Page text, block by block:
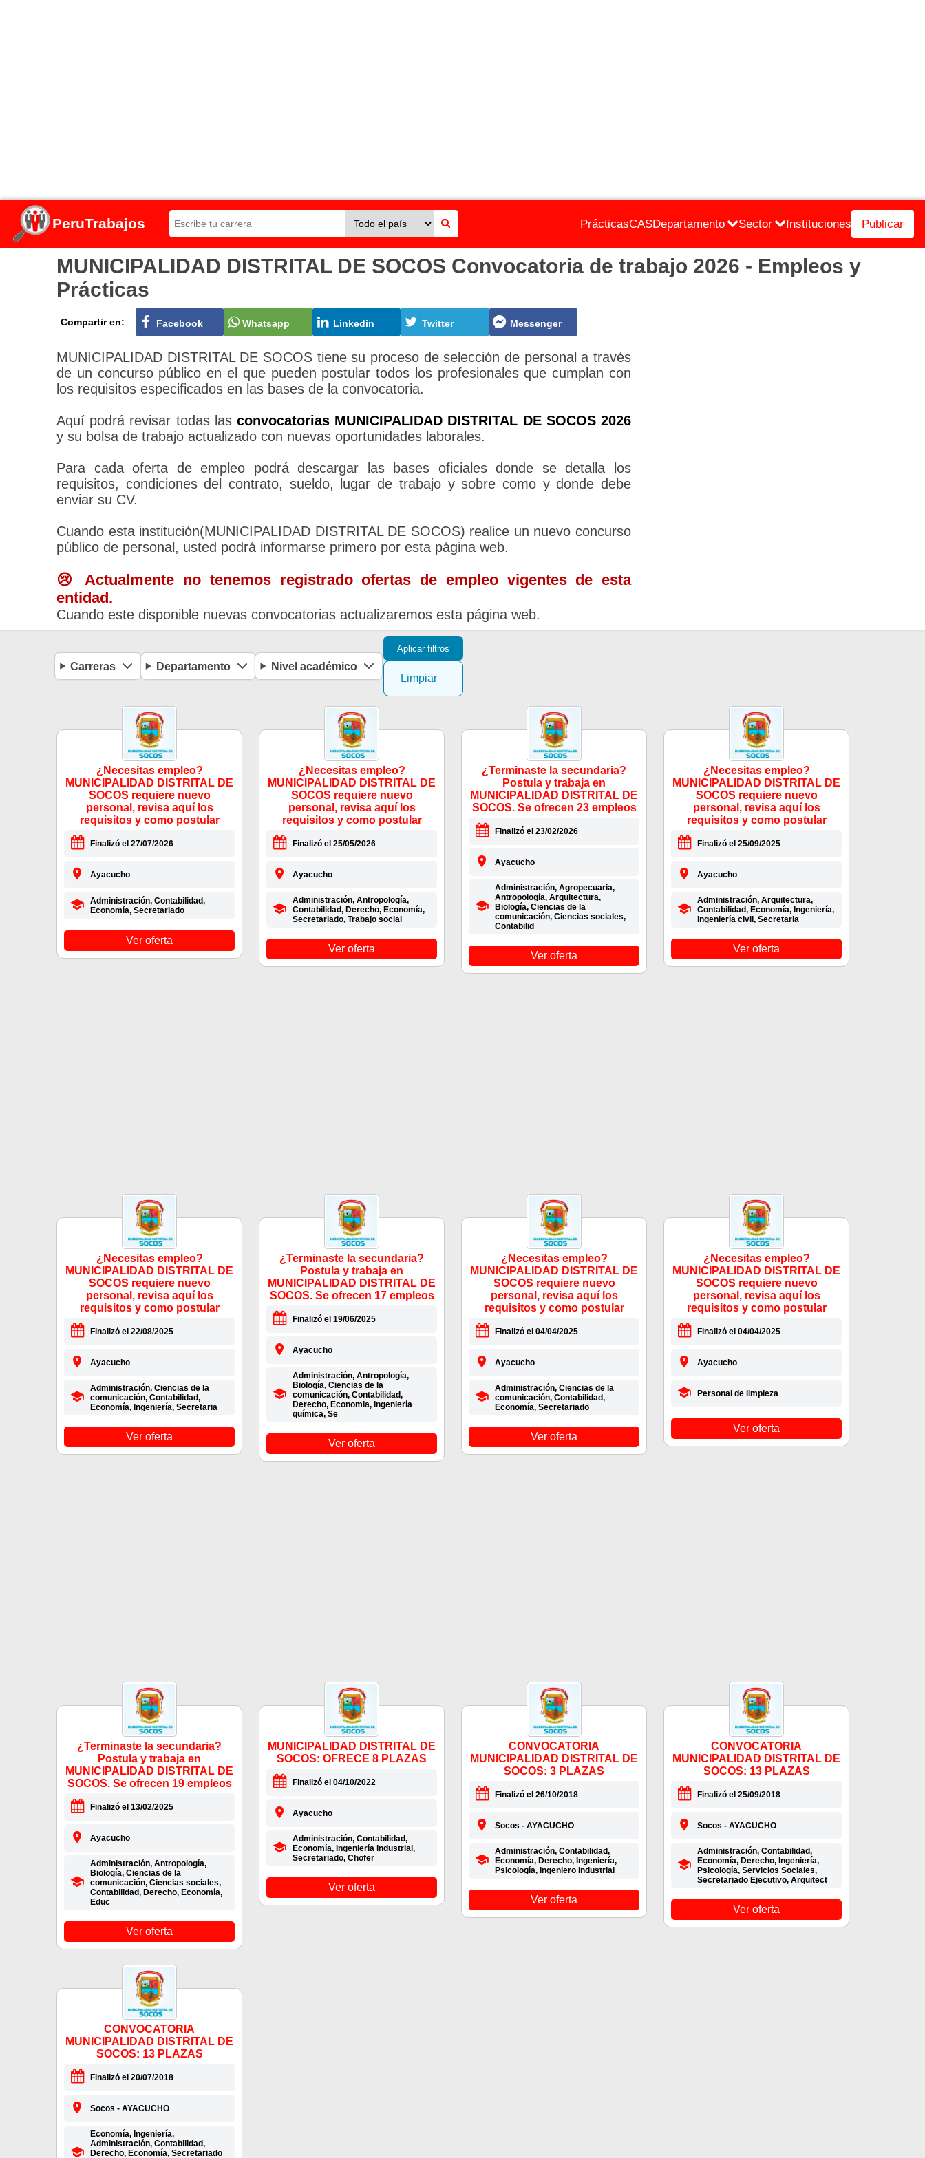
PeruTrabajos PrácticasCASDepartamento Sector Instituciones Publicar
MUNICIPALIDAD DISTRITAL DE SOCOS Convocatoria de trabajo 2026 - Empleos y
Prácticas
Compartir en: Facebook Whatsapp Linkedin Twitter Messenger
MUNICIPALIDAD DISTRITAL DE SOCOS tiene su proceso de selección de personal a través
de un concurso público en el que pueden postular todos los profesionales que cumplan con
los requisitos especificados en las bases de la convocatoria.
Aquí podrá revisar todas las convocatorias MUNICIPALIDAD DISTRITAL DE SOCOS 2026
y su bolsa de trabajo actualizado con nuevas oportunidades laborales.
Para cada oferta de empleo podrá descargar las bases oficiales donde se detalla los
requisitos, condiciones del contrato, sueldo, lugar de trabajo y sobre como y donde debe
enviar su CV.
Cuando esta institución(MUNICIPALIDAD DISTRITAL DE SOCOS) realice un nuevo concurso
público de personal, usted podrá informarse primero por esta página web.
😢 Actualmente no tenemos registrado ofertas de empleo vigentes de esta
entidad.
Cuando este disponible nuevas convocatorias actualizaremos esta página web.
Carreras Departamento Nivel académico
Aplicar filtros
Limpiar
¿Necesitas empleo?
MUNICIPALIDAD DISTRITAL DE
SOCOS requiere nuevo
personal, revisa aquí los
requisitos y como postular
Finalizó el 27/07/2026
Ayacucho
Administración, Contabilidad,
Economía, Secretariado
Ver oferta
¿Necesitas empleo?
MUNICIPALIDAD DISTRITAL DE
SOCOS requiere nuevo
personal, revisa aquí los
requisitos y como postular
Finalizó el 25/05/2026
Ayacucho
Administración, Antropología,
Contabilidad, Derecho, Economía,
Secretariado, Trabajo social
Ver oferta
¿Terminaste la secundaria?
Postula y trabaja en
MUNICIPALIDAD DISTRITAL DE
SOCOS. Se ofrecen 23 empleos
Finalizó el 23/02/2026
Ayacucho
Administración, Agropecuaria,
Antropología, Arquitectura,
Biología, Ciencias de la
comunicación, Ciencias sociales,
Contabilid
Ver oferta
¿Necesitas empleo?
MUNICIPALIDAD DISTRITAL DE
SOCOS requiere nuevo
personal, revisa aquí los
requisitos y como postular
Finalizó el 25/09/2025
Ayacucho
Administración, Arquitectura,
Contabilidad, Economía, Ingeniería,
Ingeniería civil, Secretaria
Ver oferta
¿Necesitas empleo?
MUNICIPALIDAD DISTRITAL DE
SOCOS requiere nuevo
personal, revisa aquí los
requisitos y como postular
Finalizó el 22/08/2025
Ayacucho
Administración, Ciencias de la
comunicación, Contabilidad,
Economía, Ingeniería, Secretaria
Ver oferta
¿Terminaste la secundaria?
Postula y trabaja en
MUNICIPALIDAD DISTRITAL DE
SOCOS. Se ofrecen 17 empleos
Finalizó el 19/06/2025
Ayacucho
Administración, Antropología,
Biología, Ciencias de la
comunicación, Contabilidad,
Derecho, Economia, Ingeniería
química, Se
Ver oferta
¿Necesitas empleo?
MUNICIPALIDAD DISTRITAL DE
SOCOS requiere nuevo
personal, revisa aquí los
requisitos y como postular
Finalizó el 04/04/2025
Ayacucho
Administración, Ciencias de la
comunicación, Contabilidad,
Economía, Secretariado
Ver oferta
¿Necesitas empleo?
MUNICIPALIDAD DISTRITAL DE
SOCOS requiere nuevo
personal, revisa aquí los
requisitos y como postular
Finalizó el 04/04/2025
Ayacucho
Personal de limpieza
Ver oferta
¿Terminaste la secundaria?
Postula y trabaja en
MUNICIPALIDAD DISTRITAL DE
SOCOS. Se ofrecen 19 empleos
Finalizó el 13/02/2025
Ayacucho
Administración, Antropología,
Biología, Ciencias de la
comunicación, Ciencias sociales,
Contabilidad, Derecho, Economía,
Educ
Ver oferta
MUNICIPALIDAD DISTRITAL DE
SOCOS: OFRECE 8 PLAZAS
Finalizó el 04/10/2022
Ayacucho
Administración, Contabilidad,
Economía, Ingeniería industrial,
Secretariado, Chofer
Ver oferta
CONVOCATORIA
MUNICIPALIDAD DISTRITAL DE
SOCOS: 3 PLAZAS
Finalizó el 26/10/2018
Socos - AYACUCHO
Administración, Contabilidad,
Economía, Derecho, Ingeniería,
Psicología, Ingeniero Industrial
Ver oferta
CONVOCATORIA
MUNICIPALIDAD DISTRITAL DE
SOCOS: 13 PLAZAS
Finalizó el 25/09/2018
Socos - AYACUCHO
Administración, Contabilidad,
Economía, Derecho, Ingeniería,
Psicología, Servicios Sociales,
Secretariado Ejecutivo, Arquitect
Ver oferta
CONVOCATORIA
MUNICIPALIDAD DISTRITAL DE
SOCOS: 13 PLAZAS
Finalizó el 20/07/2018
Socos - AYACUCHO
Economía, Ingeniería,
Administración, Contabilidad,
Derecho, Economía, Secretariado